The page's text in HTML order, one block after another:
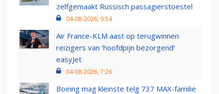
zelfgemaakt Russisch passagierstoestel
04-08-2026, 9:54
Air France-KLM aast op terugwinnen
reizigers van ‘hoofdpijn bezorgend’
easyJet
04-08-2026, 7:26
Boeing mag kleinste telg 737 MAX-familie